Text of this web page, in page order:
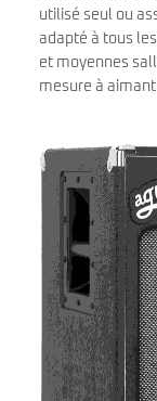
utilisé seul ou
adapté à tous
et moyennes
mesure à